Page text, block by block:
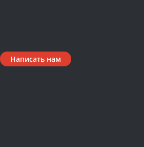
Написать нам